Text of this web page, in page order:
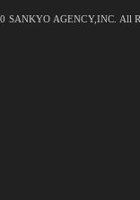
SANKYO AGENCY,INC. All